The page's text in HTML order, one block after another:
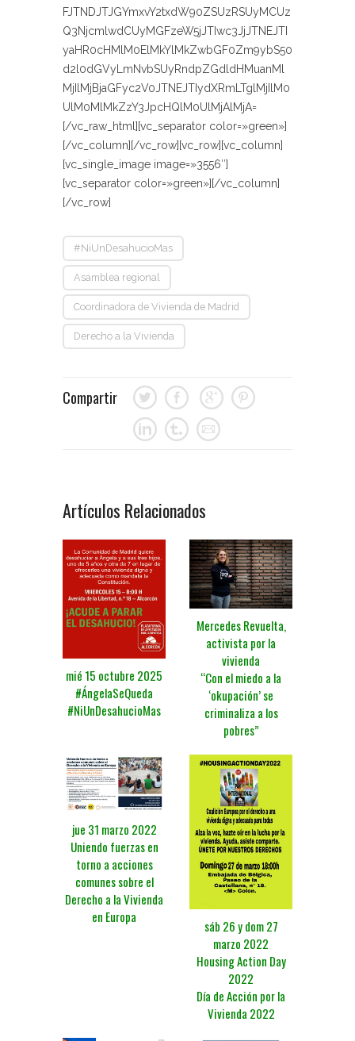
FJTNDJTJGYmxvY2txdW90ZSUzRSUyMCUz
Q3NjcmlwdCUyMGFzeW5jJTIwc3JjJTNEJTI
yaHR0cHMlM0ElMkYlMkZwbGF0Zm9ybS50
d2l0dGVyLmNvbSUyRndpZGdldHMuanMl
MjIlMjBjaGFyc2V0JTNEJTIydXRmLTglMjIlM0
UlM0MlMkZzY3JpcHQlM0UlMjAlMjA=
[/vc_raw_html][vc_separator color=»green»]
[/vc_column][/vc_row][vc_row][vc_column]
[vc_single_image image=»3556″]
[vc_separator color=»green»][/vc_column]
[/vc_row]
#NiUnDesahucioMas
Asamblea regional
Coordinadora de Vivienda de Madrid
Derecho a la Vivienda
Compartir
Artículos Relacionados
mié 15 octubre 2025
#ÁngelaSeQueda
#NiUnDesahucioMas
Mercedes Revuelta,
activista por la
vivienda
“Con el miedo a la
‘okupación’ se
criminaliza a los
pobres”
jue 31 marzo 2022
Uniendo fuerzas en
torno a acciones
comunes sobre el
Derecho a la Vivienda
en Europa
sáb 26 y dom 27
marzo 2022
Housing Action Day
2022
Día de Acción por la
Vivienda 2022